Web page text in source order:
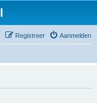
Aanmelden
Registreer